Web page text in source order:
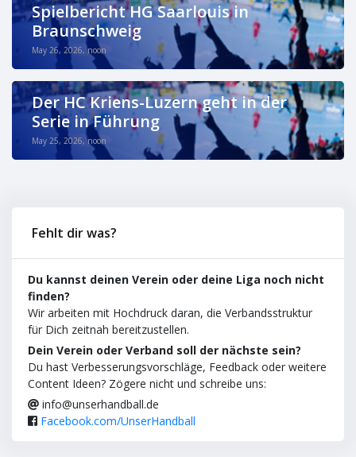
Spielbericht HG Saarlouis in
Braunschweig
May 26, 2026, noon
Der HC Kriens-Luzern geht in der
Serie in Führung
May 25, 2026, noon
Fehlt dir was?
Du kannst deinen Verein oder deine Liga noch nicht
finden?
Wir arbeiten mit Hochdruck daran, die Verbandsstruktur
für Dich zeitnah bereitzustellen.
Dein Verein oder Verband soll der nächste sein?
Du hast Verbesserungsvorschläge, Feedback oder weitere
Content Ideen? Zögere nicht und schreibe uns:
info@unserhandball.de
Facebook.com/UnserHandball